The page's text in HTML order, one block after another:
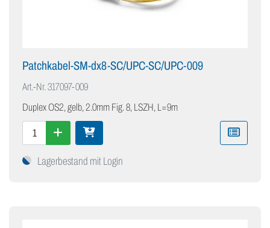
Patchkabel-SM-dx8-SC/UPC-SC/UPC-009
Art.-Nr.317097-009
Duplex OS2, gelb, 2.0mm Fig. 8, LSZH, L=9m
Lagerbestand mit Login